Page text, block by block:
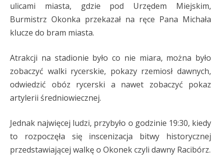
ulicami miasta, gdzie pod Urzędem Miejskim,
Burmistrz Okonka przekazał na ręce Pana Michała
klucze do bram miasta.
Atrakcji na stadionie było co nie miara, można było
zobaczyć walki rycerskie, pokazy rzemiosł dawnych,
odwiedzić obóz rycerski a nawet zobaczyć pokaz
artylerii średniowiecznej.
Jednak najwięcej ludzi, przybyło o godzinie 19:30, kiedy
to rozpoczęła się inscenizacja bitwy historycznej
przedstawiającej walkę o Okonek czyli dawny Racibórz.